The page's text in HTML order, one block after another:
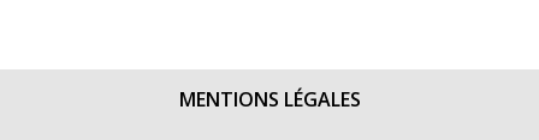
MENTIONS LÉGALES